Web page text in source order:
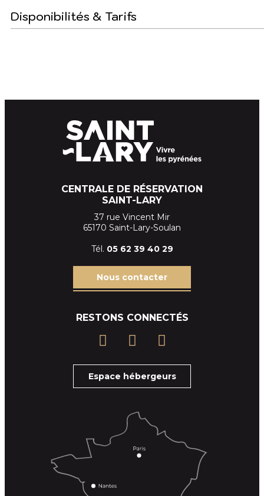
Disponibilités & Tarifs
CENTRALE DE RÉSERVATION
SAINT-LARY
37 rue Vincent Mir
65170 Saint-Lary-Soulan
Tél. 05 62 39 40 29
Nous contacter
RESTONS CONNECTÉS
Espace hébergeurs